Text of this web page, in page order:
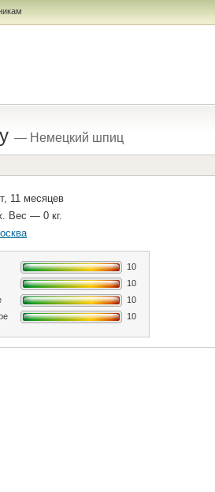
— Немецкий шпиц
11 месяцев
Вес — 0 кг.
10
10
10
10